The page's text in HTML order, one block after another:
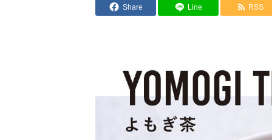
Share Line RSS